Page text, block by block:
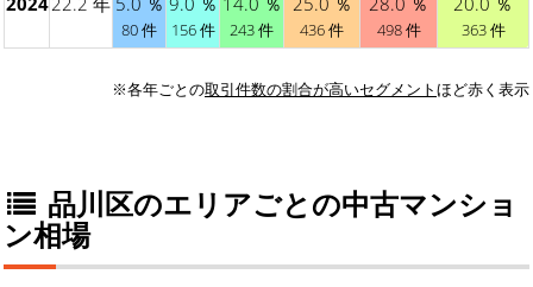
80 件 156 件 243 件 436 件 498 件 363 件
※各年ごとの取引件数の割合が高いセグメントほど赤く表示
品川区のエリアごとの中古マンショ
ン相場